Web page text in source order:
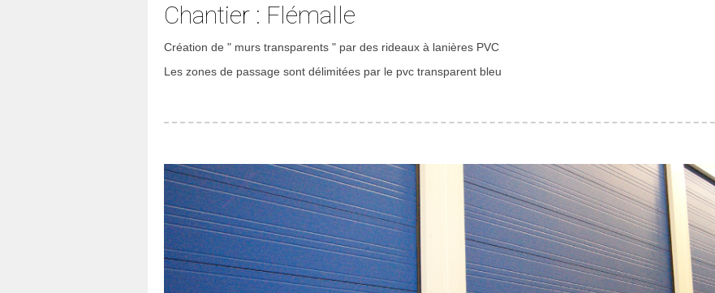
Chantier : Flémalle
Création de " murs transparents " par des rideaux à lanières PVC
Les zones de passage sont délimitées par le pvc transparent bleu